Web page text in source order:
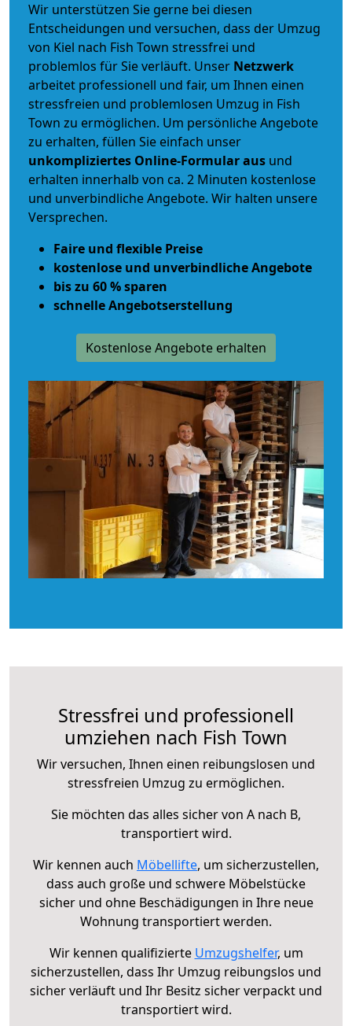
Wir unterstützen Sie gerne bei diesen
Entscheidungen und versuchen, dass der Umzug
von Kiel nach Fish Town stressfrei und
problemlos für Sie verläuft. Unser Netzwerk
arbeitet professionell und fair, um Ihnen einen
stressfreien und problemlosen Umzug in Fish
Town zu ermöglichen. Um persönliche Angebote
zu erhalten, füllen Sie einfach unser
unkompliziertes Online-Formular aus und
erhalten innerhalb von ca. 2 Minuten kostenlose
und unverbindliche Angebote. Wir halten unsere
Versprechen.
Faire und flexible Preise
kostenlose und unverbindliche Angebote
bis zu 60 % sparen
schnelle Angebotserstellung
Kostenlose Angebote erhalten
Stressfrei und professionell
umziehen nach Fish Town
Wir versuchen, Ihnen einen reibungslosen und
stressfreien Umzug zu ermöglichen.
Sie möchten das alles sicher von A nach B,
transportiert wird.
Wir kennen auch Möbellifte, um sicherzustellen,
dass auch große und schwere Möbelstücke
sicher und ohne Beschädigungen in Ihre neue
Wohnung transportiert werden.
Wir kennen qualifizierte Umzugshelfer, um
sicherzustellen, dass Ihr Umzug reibungslos und
sicher verläuft und Ihr Besitz sicher verpackt und
transportiert wird.